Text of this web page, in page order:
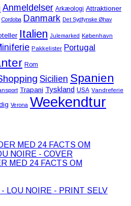
Anmeldelser Arkæologi Attraktioner
Cordoba Danmark Det Sydfynske Øhav
Italien Julemarked København
Pakkelister Portugal
Rom
Sicilien Spanien
Trapani Tyskland USA Vandreferie
Verona Weekendtur
MED 24 FACTS OM